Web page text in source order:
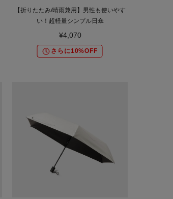
【折りたたみ/晴雨兼用】男性も使いやす
い！超軽量シンプル日傘
¥4,070
さらに10%OFF